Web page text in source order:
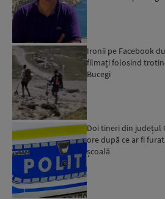
Ironii pe Facebook
filmați folosind
Bucegi
Doi tineri din județul
ore după ce ar fi
școală